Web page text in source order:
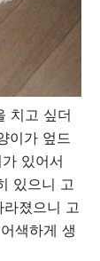
치고 싶더
이가 엎드
있어서
있으니 고
졌으니 고
색하게 생